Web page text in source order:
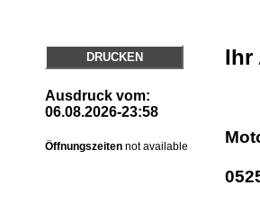
DRUCKEN
Ausdruck vom:
06.08.2026-23:58
Öffnungszeiten not available
Ihr